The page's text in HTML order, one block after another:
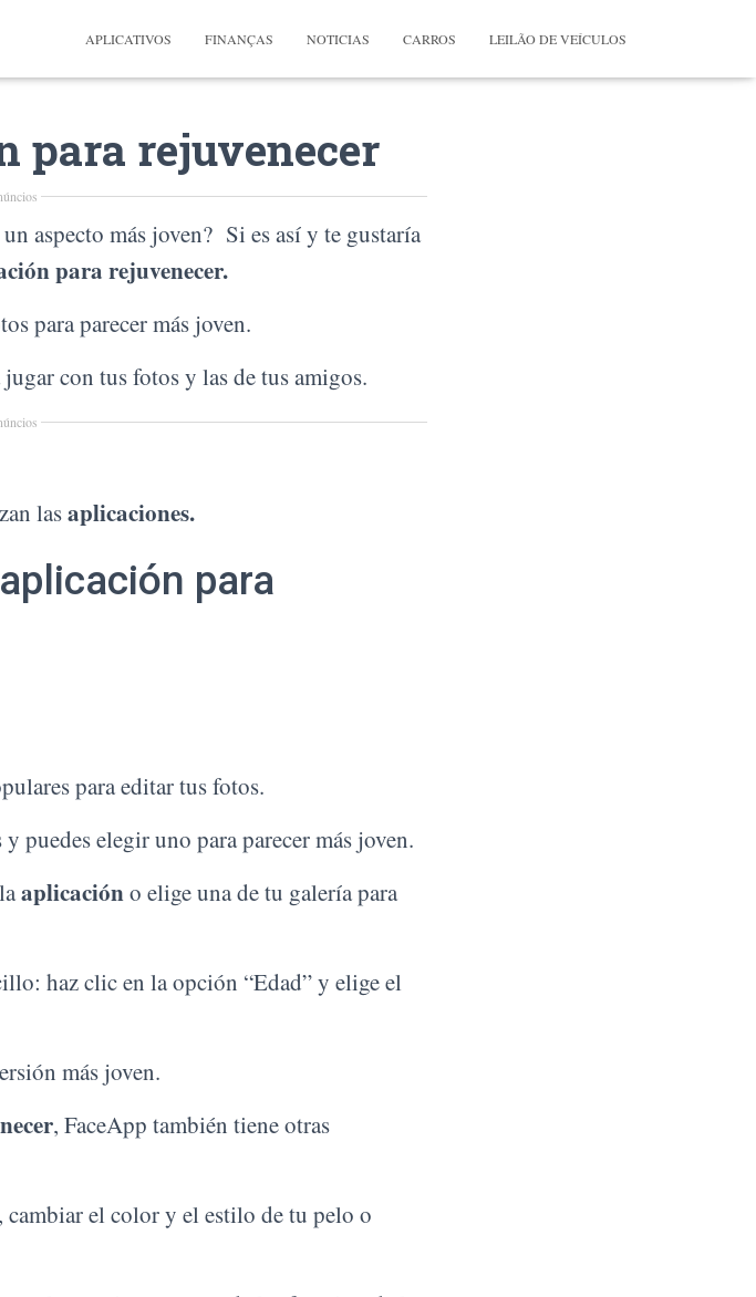
APLICATIVOS FINANÇAS NOTICIAS CARROS LEILÃO DE VEÍCULOS
para rejuvenecer
aspecto más joven? Si es así y te gustaría
para rejuvenecer.
para parecer más joven.
con tus fotos y las de tus amigos.
lasaplicaciones.
para
para editar tus fotos.
puedes elegir uno para parecer más joven.
aplicacióno elige una de tu galería para
haz clic en la opción “Edad” y elige el
más joven.
, FaceApp también tiene otras
cambiar el color y el estilo de tu pelo o